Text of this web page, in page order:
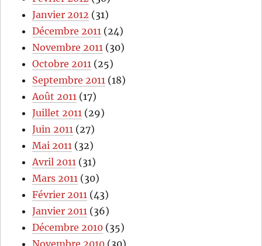
Janvier 2012 (31)
Décembre 2011 (24)
Novembre 2011 (30)
Octobre 2011 (25)
Septembre 2011 (18)
Août 2011 (17)
Juillet 2011 (29)
Juin 2011 (27)
Mai 2011 (32)
Avril 2011 (31)
Mars 2011 (30)
Février 2011 (43)
Janvier 2011 (36)
Décembre 2010 (35)